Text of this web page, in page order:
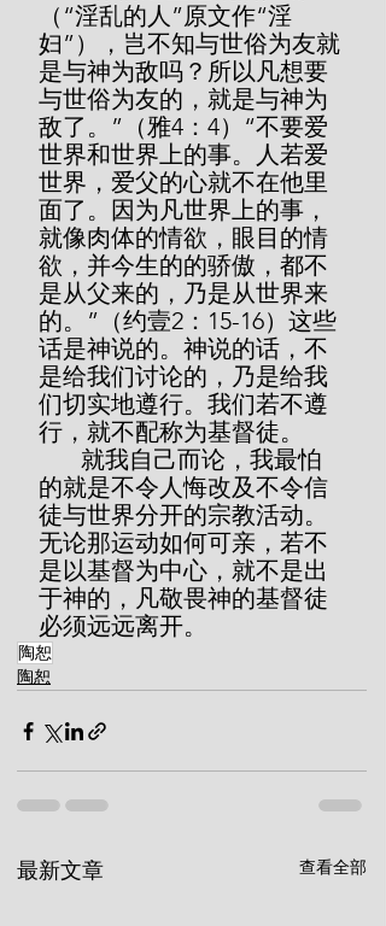
（“淫乱的人”原文作“淫
妇”），岂不知与世俗为友就
是与神为敌吗？所以凡想要
与世俗为友的，就是与神为
敌了。”（雅4：4）“不要爱
世界和世界上的事。人若爱
世界，爱父的心就不在他里
面了。因为凡世界上的事，
就像肉体的情欲，眼目的情
欲，并今生的的骄傲，都不
是从父来的，乃是从世界来
的。”（约壹2：15-16）这些
话是神说的。神说的话，不
是给我们讨论的，乃是给我
们切实地遵行。我们若不遵
行，就不配称为基督徒。
的就是不令人悔改及不令信
徒与世界分开的宗教活动。
无论那运动如何可亲，若不
是以基督为中心，就不是出
于神的，凡敬畏神的基督徒
必须远远离开。
陶恕
陶恕
最新文章 查看全部